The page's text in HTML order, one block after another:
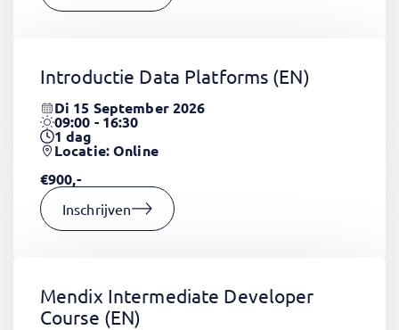
Introductie Data Platforms (EN)
Di 15 September 2026
09:00 - 16:30
1dag
Locatie: Online
€900,-
Inschrijven
Mendix Intermediate Developer
Course (EN)